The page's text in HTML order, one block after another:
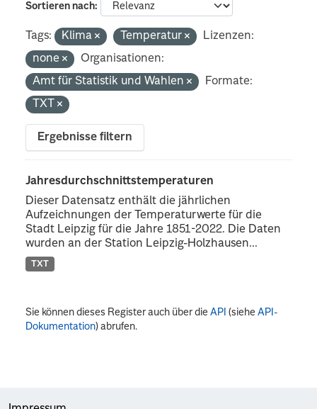
Sortieren nach
Tags: Klima Temperatur
Lizenzen:
none
Organisationen:
Amt für Statistik und Wahlen
Formate:
TXT
Ergebnisse filtern
Jahresdurchschnittstemperaturen
Dieser Datensatz enthält die jährlichen
Aufzeichnungen der Temperaturwerte für die
Stadt Leipzig für die Jahre 1851-2022. Die Daten
wurden an der Station Leipzig-Holzhausen...
TXT
Sie können dieses Register auch über dieAPI (sieheAPI-
Dokumentation) abrufen.